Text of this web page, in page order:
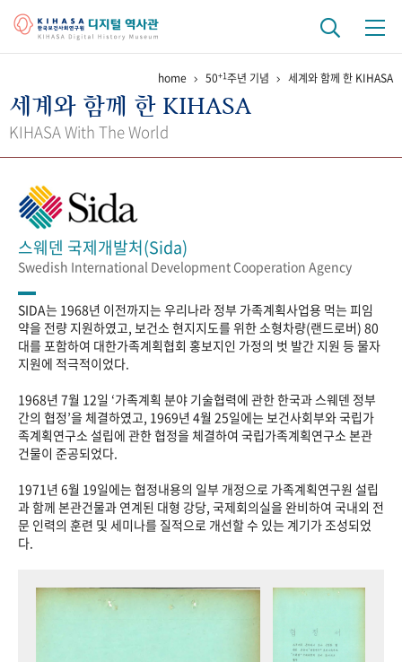
걸어온 길 기관 변천사 역대 기관장
정책과 연구 키워드로 보는 연구 역사
간행물 변천사
기록물 아카이브
사진 아카이브 문서 기록물 행정박물 영상 기록물
성과 50선 숫자로 보는 50년 50+1주년 광장
세계와 함께 한 KIHASA
VR 역사관
home 50+1주년 기념 세계와 함께 한 KIHASA
세계와 함께 한 KIHASA
KIHASA With The World
스웨덴 국제개발처(Sida)
Swedish International Development Cooperation Agency
SIDA는 1968년 이전까지는 우리나라 정부 가족계획사업용 먹는 피임
약을 전량 지원하였고, 보건소 현지지도를 위한 소형차량(랜드로버) 80
대를 포함하여 대한가족계획협회 홍보지인 가정의 벗 발간 지원 등 물자
지원에 적극적이었다.
1968년 7월 12일 ‘가족계획 분야 기술협력에 관한 한국과 스웨덴 정부
간의 협정’을 체결하였고, 1969년 4월 25일에는 보건사회부와 국립가
족계획연구소 설립에 관한 협정을 체결하여 국립가족계획연구소 본관
건물이 준공되었다.
1971년 6월 19일에는 협정내용의 일부 개정으로 가족계획연구원 설립
과 함께 본관건물과 연계된 대형 강당, 국제회의실을 완비하여 국내외 전
문 인력의 훈련 및 세미나를 질적으로 개선할 수 있는 계기가 조성되었
다.